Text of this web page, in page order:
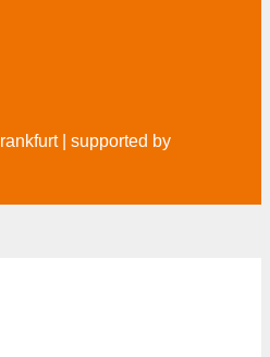
| supported by